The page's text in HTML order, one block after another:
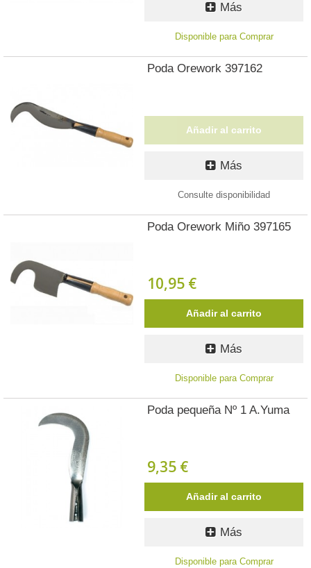
Más
Disponible para Comprar
Poda Orework 397162
Añadir al carrito
Más
Consulte disponibilidad
Poda Orework Miño 397165
10,95 €
Añadir al carrito
Más
Disponible para Comprar
Poda pequeña Nº 1 A.Yuma
9,35 €
Añadir al carrito
Más
Disponible para Comprar